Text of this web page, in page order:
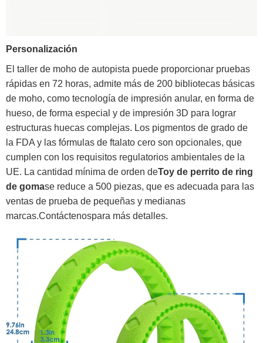
Personalización
El taller de moho de autopista puede proporcionar pruebas
rápidas en 72 horas, admite más de 200 bibliotecas básicas
de moho, como tecnología de impresión anular, en forma de
hueso, de forma especial y de impresión 3D para lograr
estructuras huecas complejas. Los pigmentos de grado de
la FDA y las fórmulas de ftalato cero son opcionales, que
cumplen con los requisitos regulatorios ambientales de la
UE. La cantidad mínima de orden deToy de perrito de ring
de goma‌se reduce a 500 piezas, que es adecuada para las
ventas de prueba de pequeñas y medianas
marcas.Contáctenospara más detalles.